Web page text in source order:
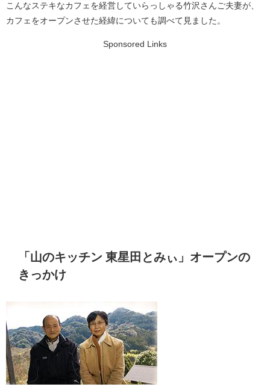
こんなステキなカフェを経営していらっしゃる竹沢さんご夫妻が、
カフェをオープンさせた経緯についても調べて見ました。
Sponsored Links
「山のキッチン 東星田とみぃ」オープンの
きっかけ